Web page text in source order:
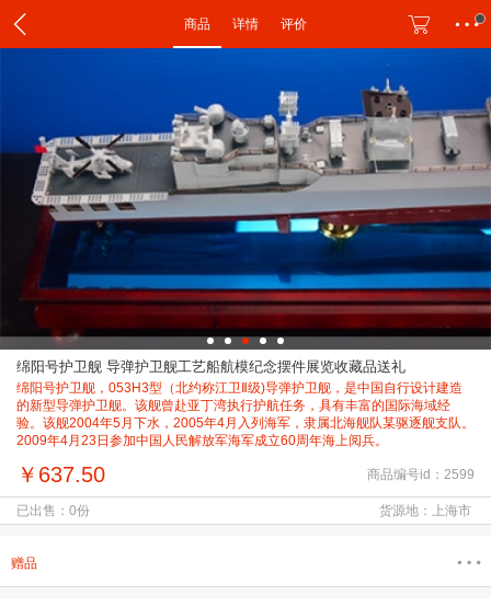
商品 详情 评价
绵阳号护卫舰 导弹护卫舰工艺船航模纪念摆件展览收藏品送礼
绵阳号护卫舰，053H3型（北约称江卫Ⅱ级)导弹护卫舰，是中国自行设计建造
的新型导弹护卫舰。该舰曾赴亚丁湾执行护航任务，具有丰富的国际海域经
验。该舰2004年5月下水，2005年4月入列海军，隶属北海舰队某驱逐舰支队。
2009年4月23日参加中国人民解放军海军成立60周年海上阅兵。
￥637.50 商品编号id：2599
已出售：0份 货源地：上海市
赠品